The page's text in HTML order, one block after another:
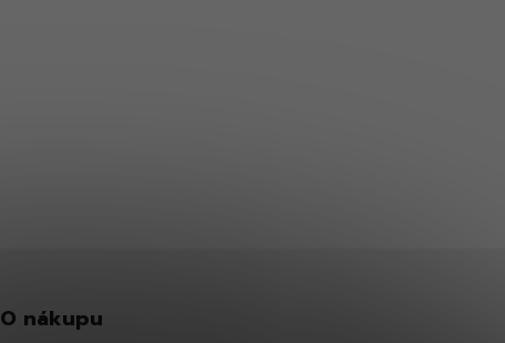
O nákupu